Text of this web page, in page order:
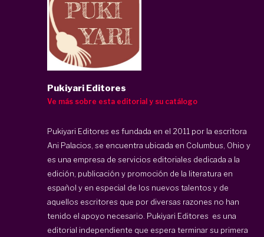
Pukiyari Editores
Ve más sobre esta editorial y su catálogo
Pukiyari Editores es fundada en el 2011 por la escritora
Ani Palacios, se encuentra ubicada en Columbus, Ohio y
es una empresa de servicios editoriales dedicada a la
edición, publicación y promoción de la literatura en
español y en especial de los nuevos talentos y de
aquellos escritores que por diversas razones no han
tenido el apoyo necesario. Pukiyari Editores es una
editorial independiente que espera terminar su primera